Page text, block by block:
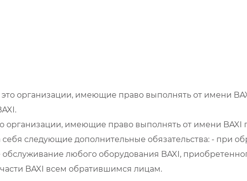
организации, имеющие право выполнять от имени
организации, имеющие право выполнять от имени BAXI
следующие дополнительные обязательства: - при
любого оборудования BAXI,
BAXI всем обратившимся лицам.